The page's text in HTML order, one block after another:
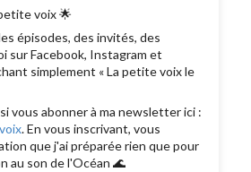
voix 🌟
épisodes, des invités, des
sur Facebook, Instagram et
simplement « La petite voix le
vous abonner à ma newsletter ici :
. En vous inscrivant, vous
que j'ai préparée rien que pour
au son de l'Océan 🌊